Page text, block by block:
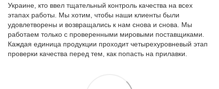
Украине, кто ввел тщательный контроль качества на всех
этапах работы. Мы хотим, чтобы наши клиенты были
удовлетворены и возвращались к нам снова и снова. Мы
работаем только с проверенными мировыми поставщиками.
Каждая единица продукции проходит четырехуровневый этап
проверки качества перед тем, как попасть на прилавки.